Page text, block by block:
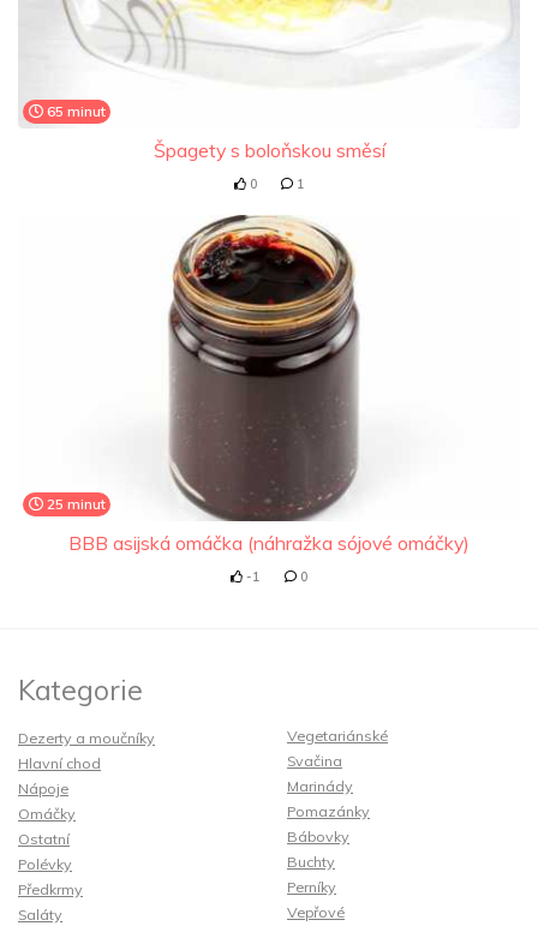
65 minut
Špagety s boloňskou směsí
0 1
25 minut
BBB asijská omáčka (náhražka sójové omáčky)
-1 0
Kategorie
Dezerty a moučníky
Hlavní chod
Nápoje
Omáčky
Ostatní
Polévky
Předkrmy
Saláty
Vegetariánské
Svačina
Marinády
Pomazánky
Bábovky
Buchty
Perníky
Vepřové